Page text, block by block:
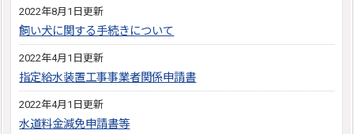
2022年8月1日更新
飼い犬に関する手続きについて
2022年4月1日更新
指定給水装置工事事業者関係申請書
2022年4月1日更新
水道料金減免申請書等